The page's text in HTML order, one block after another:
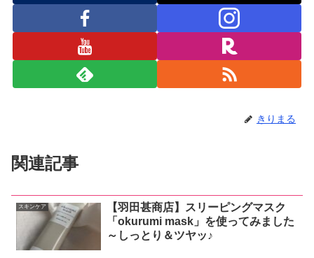
きりまる
関連記事
スキンケア
【羽田甚商店】スリーピングマスク
「okurumi mask」を使ってみました
～しっとり＆ツヤッ♪